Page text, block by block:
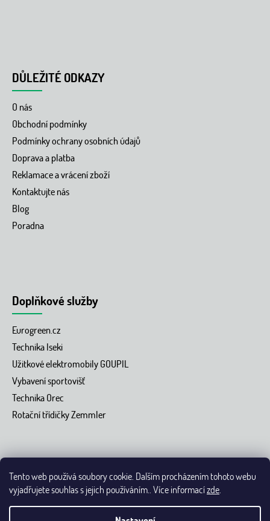
Tento web používá soubory cookie. Dalším procházením tohoto webu
vyjadřujete souhlas s jejich používáním.. Více informacízde
DŮLEŽITÉ ODKAZY
O nás
Obchodní podmínky
Podmínky ochrany osobních údajů
Doprava a platba
Reklamace a vrácení zboží
Kontaktujte nás
Blog
Poradna
Doplňkové služby
Eurogreen.cz
Technika Iseki
Užitkové elektromobily GOUPIL
Vybavení sportovišť
Technika Orec
Rotační třídičky Zemmler
Vytvořil Shoptet